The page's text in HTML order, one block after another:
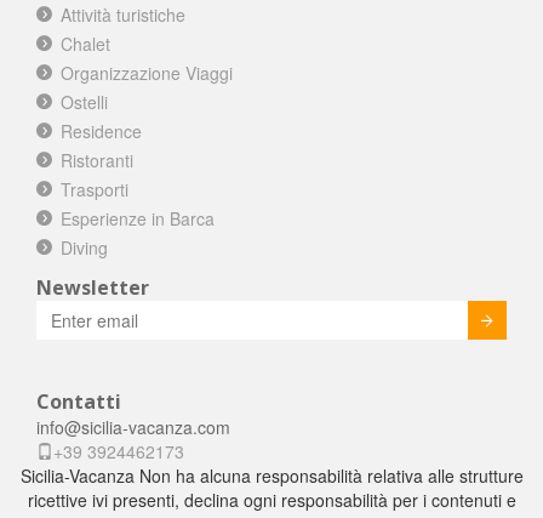
Attività turistiche
Chalet
Organizzazione Viaggi
Ostelli
Residence
Ristoranti
Trasporti
Esperienze in Barca
Diving
Newsletter
Contatti
info@sicilia-vacanza.com
+39 3924462173
Sicilia-Vacanza Non ha alcuna responsabilità relativa alle strutture
ricettive ivi presenti, declina ogni responsabilità per i contenuti e